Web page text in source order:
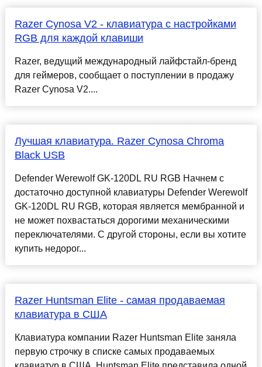
Razer Cynosa V2 - клавиатура с настройками
RGB для каждой клавиши
Razer, ведущий международный лайфстайл-бренд
для геймеров, сообщает о поступлении в продажу
Razer Cynosa V2....
Лучшая клавиатура. Razer Cynosa Chroma
Black USB
Defender Werewolf GK-120DL RU RGB Начнем с
достаточно доступной клавиатуры Defender Werewolf
GK-120DL RU RGB, которая является мембранной и
не может похвастаться дорогими механическими
переключателями. С другой стороны, если вы хотите
купить недорог...
Razer Huntsman Elite - самая продаваемая
клавиатура в США
Клавиатура компании Razer Huntsman Elite заняла
первую строчку в списке самых продаваемых